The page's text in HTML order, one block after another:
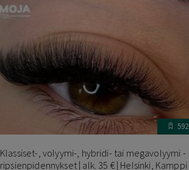
592
Klassiset-, volyymi-, hybridi- tai megavolyymi -
ripsienpidennykset | alk. 35 € | Helsinki, Kamppi